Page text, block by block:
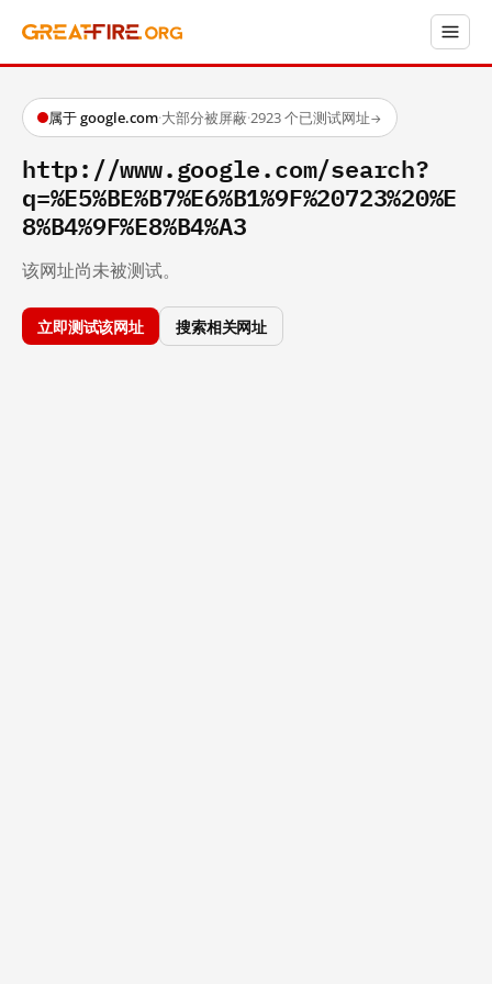
属于 google.com·大部分被屏蔽·2923 个已测试网址→
http://www.google.com/search?
q=%E5%BE%B7%E6%B1%9F%20723%20%E
8%B4%9F%E8%B4%A3
该网址尚未被测试。
立即测试该网址 搜索相关网址